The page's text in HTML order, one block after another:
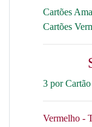
Cartões
Cartões
3 por
Vermelho -